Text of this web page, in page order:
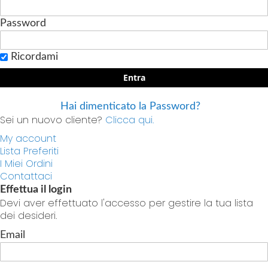
Password
Ricordami
Entra
Hai dimenticato la Password?
Sei un nuovo cliente? Clicca qui.
My account
Lista Preferiti
I Miei Ordini
Contattaci
Effettua il login
Devi aver effettuato l'accesso per gestire la tua lista
dei desideri.
Email